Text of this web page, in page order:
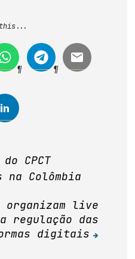
this...
CPCT
Colômbia
organizam live
regulação das
digitais